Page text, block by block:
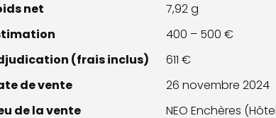
net
7,92 g
400 – 500 €
(frais inclus)
611 €
de vente
26 novembre 2024
de la vente
NEO Enchères